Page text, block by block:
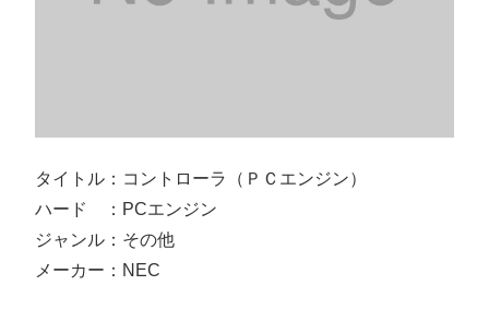
タイトル：コントローラ（ＰＣエンジン）
ハード ：PCエンジン
ジャンル：その他
メーカー：NEC